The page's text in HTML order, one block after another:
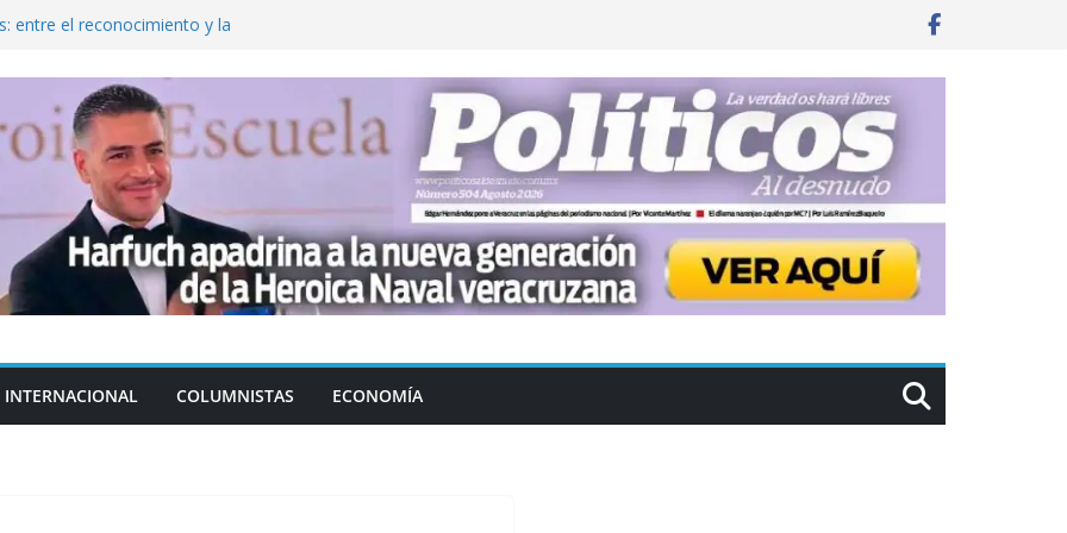
entre el reconocimiento y la
Unidos
a escuelas para dejar el esquema
política en casos de desafuero
Ciudadano
punzante a cuatro hombres
INTERNACIONAL COLUMNISTAS ECONOMÍA